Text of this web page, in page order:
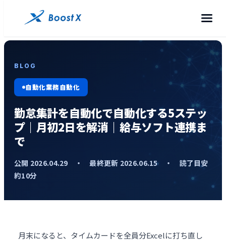
BLOG
自動化業務自動化
勤怠集計を自動化で自動化する5ステッ
プ｜月初2日を解消｜給与ソフト連携ま
で
公開 2026.04.29 ・ 最終更新 2026.06.15 ・ 読了目安
約10分
月末になると、タイムカードを全員分Excelに打ち直し